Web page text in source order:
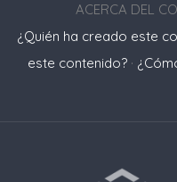
ACERCA DEL
¿Quién ha creado este
este contenido?·